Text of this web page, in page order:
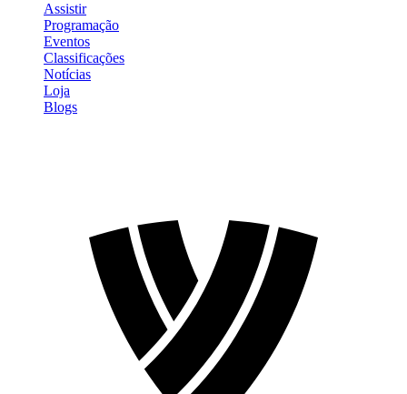
Assistir
Programação
Eventos
Classificações
Notícias
Loja
Blogs